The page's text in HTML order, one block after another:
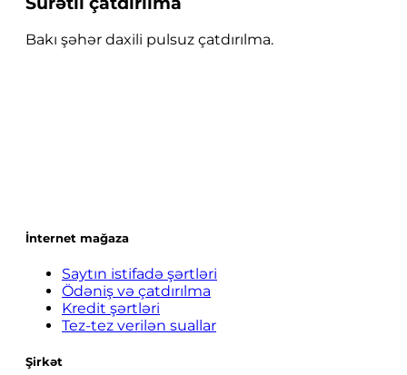
Bakı şəhər daxili pulsuz çatdırılma.
İnternet mağaza
Saytın istifadə şərtləri
Ödəniş və çatdırılma
Kredit şərtləri
Tez-tez verilən suallar
Şirkət